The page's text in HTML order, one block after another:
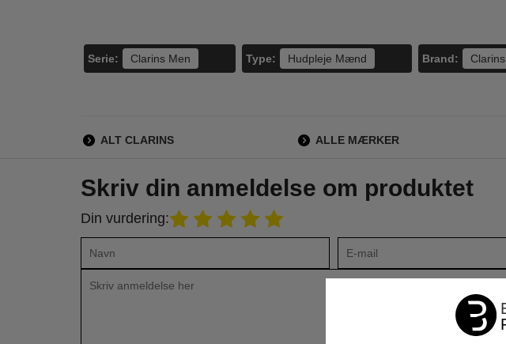
Type: Hudpleje Mænd
Serie: Clarins Men Brand: Clarins
ALT CLARINS ALLE MÆRKER
Skriv din anmeldelse om produktet
Din vurdering: